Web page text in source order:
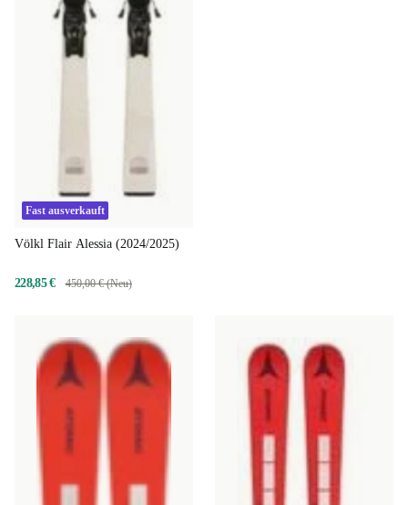
Fast ausverkauft
Völkl Flair Alessia (2024/2025)
228,85 € 450,00 € (Neu)